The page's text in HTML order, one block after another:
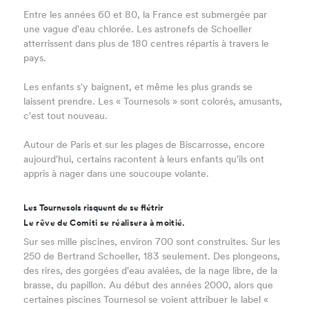
Entre les années 60 et 80, la France est submergée par
une vague d'eau chlorée. Les astronefs de Schoeller
atterrissent dans plus de 180 centres répartis à travers le
pays.
Les enfants s'y baignent, et même les plus grands se
laissent prendre. Les « Tournesols » sont colorés, amusants,
c'est tout nouveau.
Autour de Paris et sur les plages de Biscarrosse, encore
aujourd'hui, certains racontent à leurs enfants qu'ils ont
appris à nager dans une soucoupe volante.
Les Tournesols risquent de se flétrir
Le rêve de Comiti se réalisera à moitié.
Sur ses mille piscines, environ 700 sont construites. Sur les
250 de Bertrand Schoeller, 183 seulement. Des plongeons,
des rires, des gorgées d'eau avalées, de la nage libre, de la
brasse, du papillon. Au début des années 2000, alors que
certaines piscines Tournesol se voient attribuer le label «